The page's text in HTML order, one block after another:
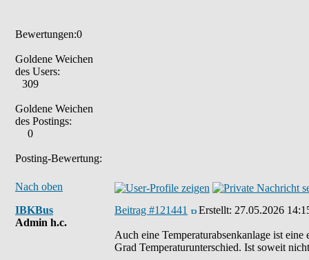
Bewertungen:0
Goldene Weichen
des Users:
309
Goldene Weichen
des Postings:
0
Posting-Bewertung:
Nach oben
IBKBus
Admin h.c.
Beitrag #121441 Erstellt: 27.05.2026
Auch eine Temperaturabsenkanlage ist
Grad Temperaturunterschied. Ist soweit